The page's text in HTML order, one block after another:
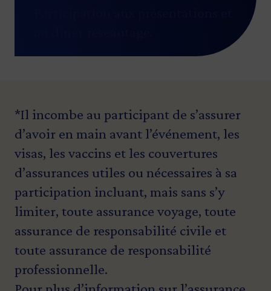
*Il incombe au participant de s’assurer
d’avoir en main avant l’événement, les
visas, les vaccins et les couvertures
d’assurances utiles ou nécessaires à sa
participation incluant, mais sans s’y
limiter, toute assurance voyage, toute
assurance de responsabilité civile et
toute assurance de responsabilité
professionnelle.